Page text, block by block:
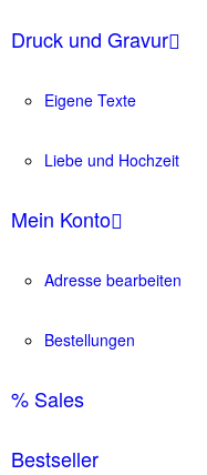
Druck und Gravur
Eigene Texte
Liebe und Hochzeit
Mein Konto
Adresse bearbeiten
Bestellungen
% Sales
Bestseller